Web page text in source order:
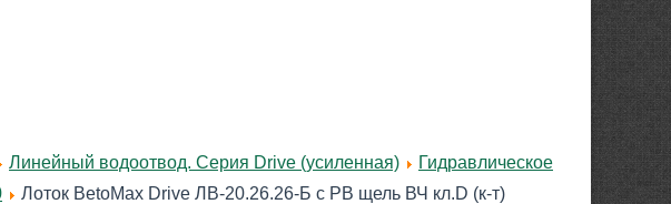
Линейный водоотвод. Серия Drive (усиленная)
Гидравлическое
Лоток BetoMax Drive ЛВ-20.26.26-Б с РВ щель ВЧ кл.D (к-т)